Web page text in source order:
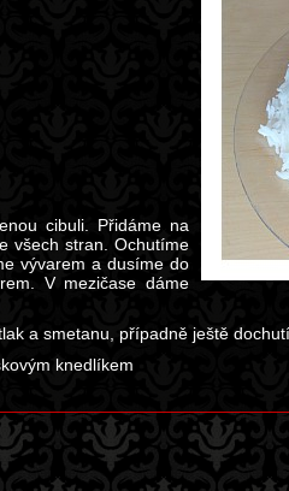
cibuli. Přidáme na
všech stran. Ochutíme
vývarem a dusíme do
V mezičase dáme
a smetanu, případně ještě
knedlíkem